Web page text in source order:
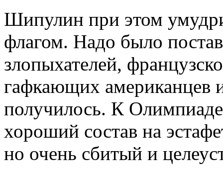
Шипулин при этом
флагом. Надо было
злопыхателей,
гафкающих американцев
получилось. К Олимпиаде
хороший состав на
но очень сбитый и